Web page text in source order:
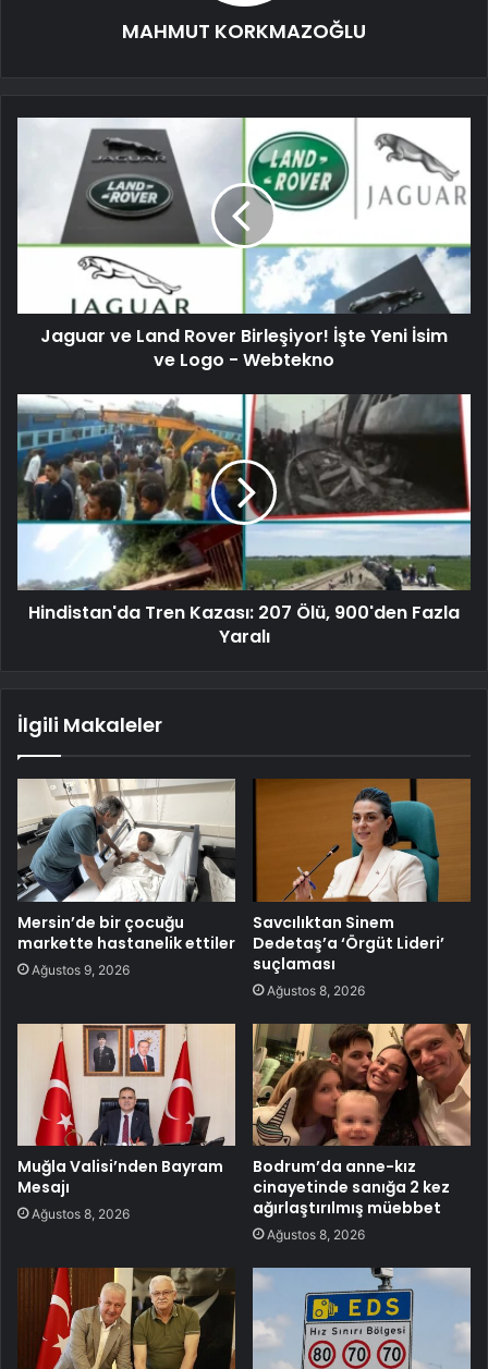
MAHMUT KORKMAZOĞLU
Jaguar ve Land Rover Birleşiyor! İşte Yeni İsim
ve Logo - Webtekno
Hindistan'da Tren Kazası: 207 Ölü, 900'den Fazla
Yaralı
İlgili Makaleler
Mersin’de bir çocuğu
markette hastanelik ettiler
Ağustos 9, 2026
Savcılıktan Sinem
Dedetaş’a ‘Örgüt Lideri’
suçlaması
Ağustos 8, 2026
Muğla Valisi’nden Bayram
Mesajı
Ağustos 8, 2026
Bodrum’da anne-kız
cinayetinde sanığa 2 kez
ağırlaştırılmış müebbet
Ağustos 8, 2026